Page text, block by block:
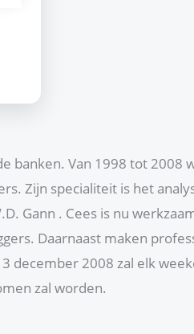
banken. Van 1998 tot 2008
Zijn specialiteit is het
Gann . Cees is nu
Daarnaast maken
december 2008 zal elk
zal worden.